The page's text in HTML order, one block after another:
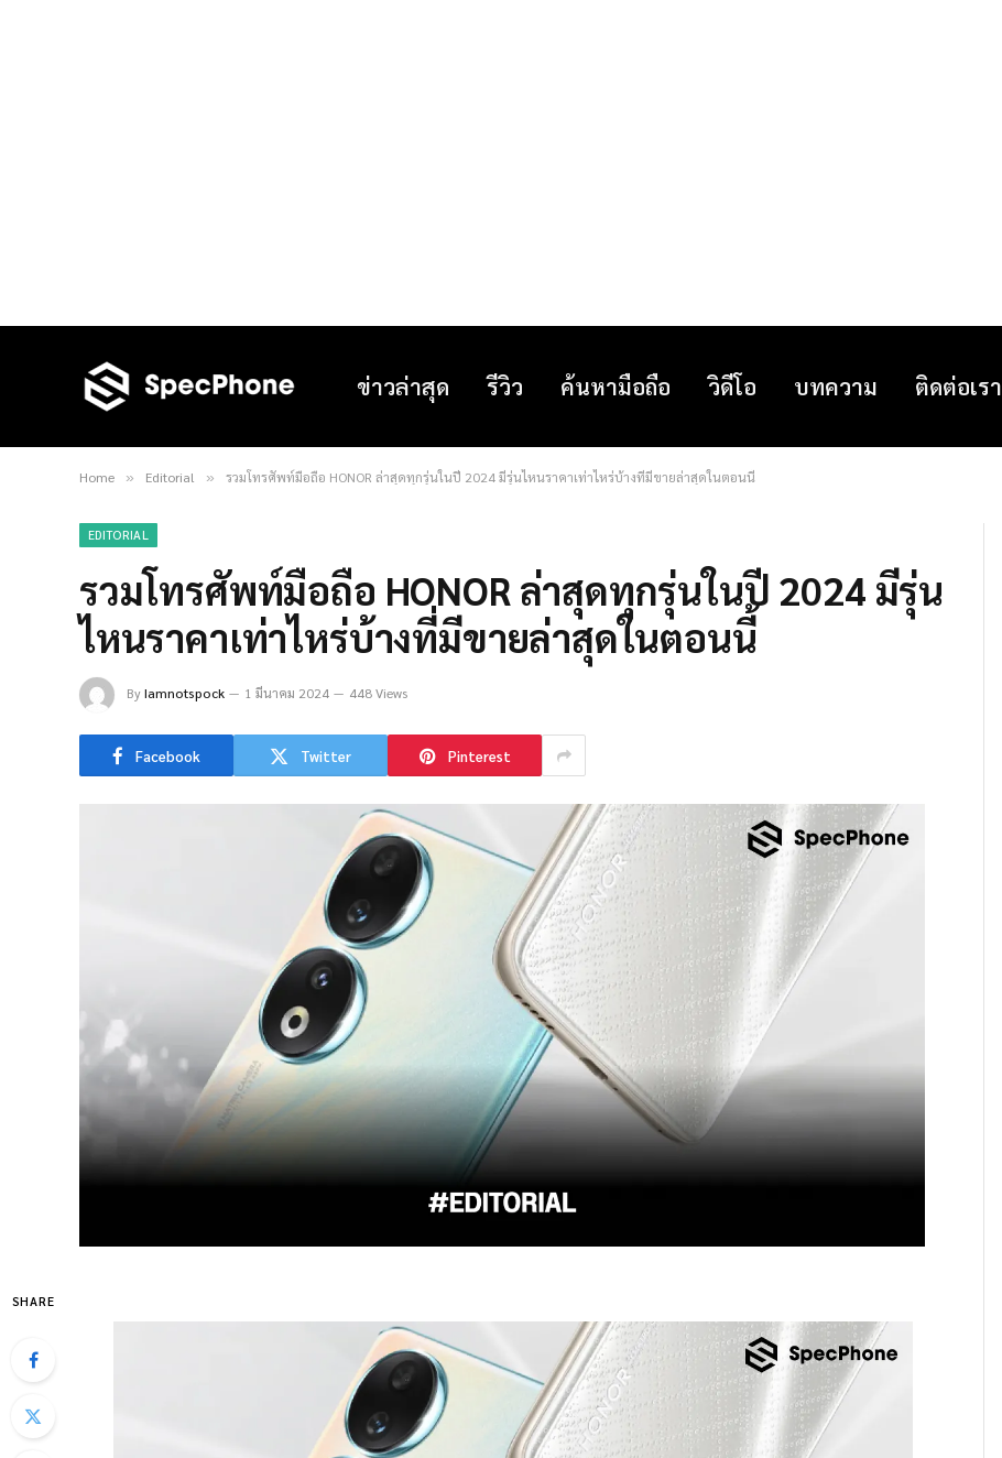
ข่าวล่าสุด รีวิว ค้นหามือถือ วิดีโอ บทความ ติดต่อเรา
Home » Editorial » รวมโทรศัพท์มือถือ HONOR ล่าสุดทุกรุ่นในปี 2024 มีรุ่นไหนราคาเท่าไหร่บ้างที่มีขายล่าสุดในตอนนี้
EDITORIAL
รวมโทรศัพท์มือถือ HONOR ล่าสุดทุกรุ่นในปี 2024 มีรุ่น
ไหนราคาเท่าไหร่บ้างที่มีขายล่าสุดในตอนนี้
ByIamnotspock 1 มีนาคม 2024 448 Views
Facebook Twitter Pinterest
SHARE